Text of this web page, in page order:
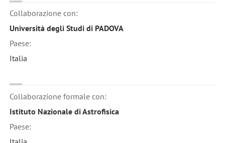
Collaborazione con:
Università degli Studi di PADOVA
Paese:
Italia
Collaborazione formale con:
Istituto Nazionale di Astrofisica
Paese: